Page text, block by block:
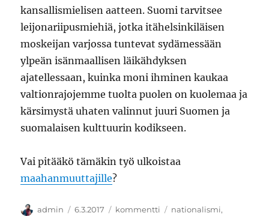
kansallismielisen aatteen. Suomi tarvitsee
leijonariipusmiehiä, jotka itähelsinkiläisen
moskeijan varjossa tuntevat sydämessään
ylpeän isänmaallisen läikähdyksen
ajatellessaan, kuinka moni ihminen kaukaa
valtionrajojemme tuolta puolen on kuolemaa ja
kärsimystä uhaten valinnut juuri Suomen ja
suomalaisen kulttuurin kodikseen.
Vai pitääkö tämäkin työ ulkoistaa
maahanmuuttajille?
Kirjoittaja
admin Julkaistu
6.3.2017 Kategoriat
kommentti Avainsanat
nationalismi,